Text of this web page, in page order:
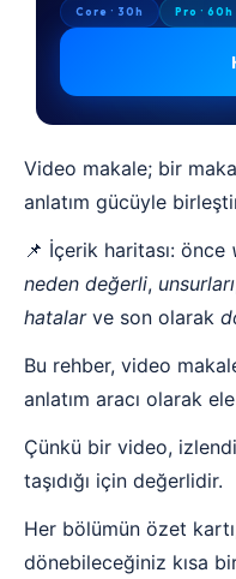
Core · 30h Pro · 60h
Video makale; bir
anlatım gücüyle
📌 İçerik haritası: önce
neden değerli, unsurları
hatalarve son olarak
Bu rehber, video
anlatım aracı olarak ele
Çünkü bir video,
taşıdığı için değerlidir.
Her bölümün özet
dönebileceğiniz kısa